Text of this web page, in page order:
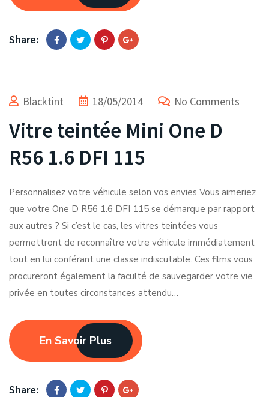
Share:
Blacktint 18/05/2014 No Comments
Vitre teintée Mini One D
R56 1.6 DFI 115
Personnalisez votre véhicule selon vos envies Vous aimeriez
que votre One D R56 1.6 DFI 115 se démarque par rapport
aux autres ? Si c’est le cas, les vitres teintées vous
permettront de reconnaître votre véhicule immédiatement
tout en lui conférant une classe indiscutable. Ces films vous
procureront également la faculté de sauvegarder votre vie
privée en toutes circonstances attendu…
En Savoir Plus
Share: